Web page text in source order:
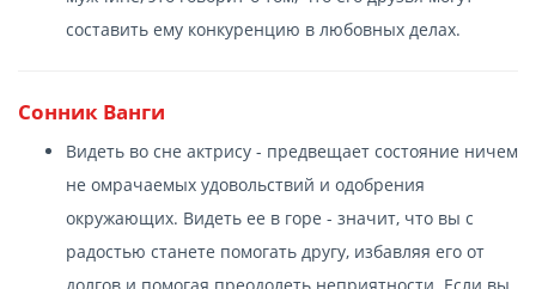
составить ему конкуренцию в любовных делах.
Сонник Ванги
Видеть во сне актрису - предвещает состояние ничем
не омрачаемых удовольствий и одобрения
окружающих. Видеть ее в горе - значит, что вы с
радостью станете помогать другу, избавляя его от
долгов и помогая преодолеть неприятности. Если вы